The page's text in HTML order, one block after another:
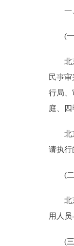
一、
(一)
北京
民事
行局、
庭、
北京
请执行
(二)
北京
用人
(三)